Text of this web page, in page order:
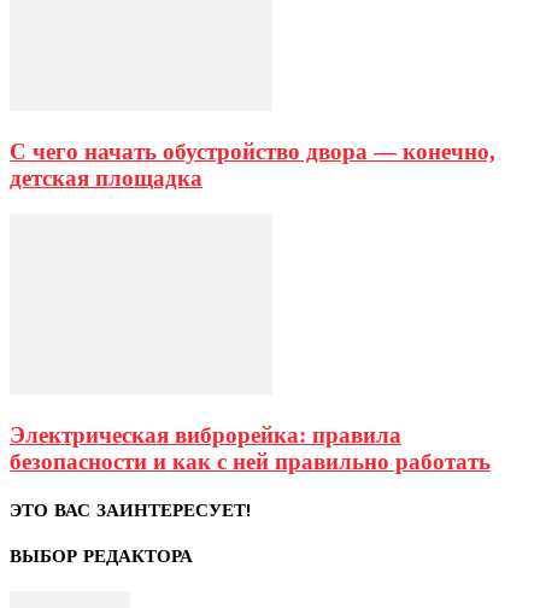
С чего начать обустройство двора — конечно,
детская площадка
Электрическая виброрейка: правила
безопасности и как с ней правильно работать
ЭТО ВАС ЗАИНТЕРЕСУЕТ!
ВЫБОР РЕДАКТОРА